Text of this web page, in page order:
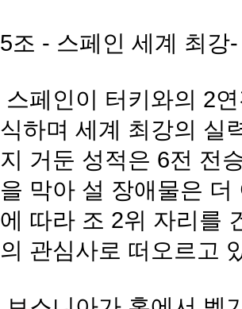
5조 - 스페인 세계 최강-
스페인이 터키와의 2
식하며 세계 최강의 실
지 거둔 성적은 6전 전
을 막아 설 장애물은
에 따라 조 2위 자리를
의 관심사로 떠오르고